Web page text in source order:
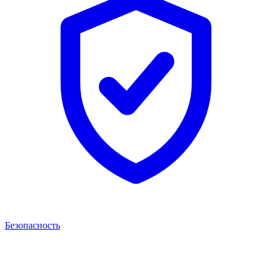
Безопасность